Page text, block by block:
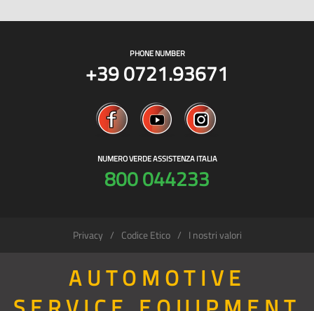
PHONE NUMBER
+39 0721.93671
NUMERO VERDE ASSISTENZA ITALIA
800 044233
Privacy Codice Etico I nostri valori
AUTOMOTIVE